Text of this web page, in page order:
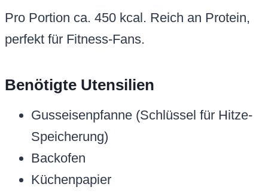
Pro Portion ca. 450 kcal. Reich an Protein,
perfekt für Fitness-Fans.
Benötigte Utensilien
Gusseisenpfanne (Schlüssel für Hitze-
Speicherung)
Backofen
Küchenpapier